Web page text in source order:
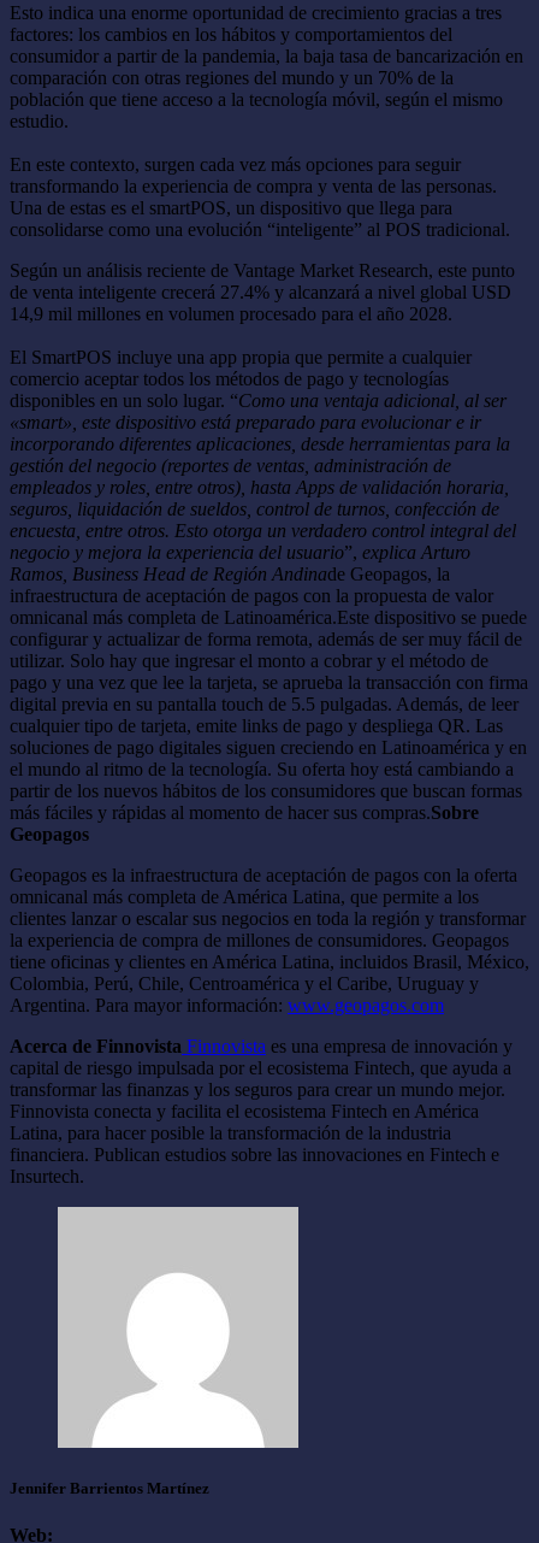
Esto indica una enorme oportunidad de crecimiento gracias a tres
factores: los cambios en los hábitos y comportamientos del
consumidor a partir de la pandemia, la baja tasa de bancarización en
comparación con otras regiones del mundo y un 70% de la
población que tiene acceso a la tecnología móvil, según el mismo
estudio.
En este contexto, surgen cada vez más opciones para seguir
transformando la experiencia de compra y venta de las personas.
Una de estas es el smartPOS, un dispositivo que llega para
consolidarse como una evolución “inteligente” al POS tradicional.
Según un análisis reciente de Vantage Market Research, este punto
de venta inteligente crecerá 27.4% y alcanzará a nivel global USD
14,9 mil millones en volumen procesado para el año 2028.
El SmartPOS incluye una app propia que permite a cualquier
comercio aceptar todos los métodos de pago y tecnologías
disponibles en un solo lugar. “Como una ventaja adicional, al ser
«smart», este dispositivo está preparado para evolucionar e ir
incorporando diferentes aplicaciones, desde herramientas para la
gestión del negocio (reportes de ventas, administración de
empleados y roles, entre otros), hasta Apps de validación horaria,
seguros, liquidación de sueldos, control de turnos, confección de
encuesta, entre otros. Esto otorga un verdadero control integral del
negocio y mejora la experiencia del usuario”, explica Arturo
Ramos, Business Head de Región Andinade Geopagos, la
infraestructura de aceptación de pagos con la propuesta de valor
omnicanal más completa de Latinoamérica.Este dispositivo se puede
configurar y actualizar de forma remota, además de ser muy fácil de
utilizar. Solo hay que ingresar el monto a cobrar y el método de
pago y una vez que lee la tarjeta, se aprueba la transacción con firma
digital previa en su pantalla touch de 5.5 pulgadas. Además, de leer
cualquier tipo de tarjeta, emite links de pago y despliega QR. Las
soluciones de pago digitales siguen creciendo en Latinoamérica y en
el mundo al ritmo de la tecnología. Su oferta hoy está cambiando a
partir de los nuevos hábitos de los consumidores que buscan formas
más fáciles y rápidas al momento de hacer sus compras.Sobre
Geopagos
Geopagos es la infraestructura de aceptación de pagos con la oferta
omnicanal más completa de América Latina, que permite a los
clientes lanzar o escalar sus negocios en toda la región y transformar
la experiencia de compra de millones de consumidores. Geopagos
tiene oficinas y clientes en América Latina, incluidos Brasil, México,
Colombia, Perú, Chile, Centroamérica y el Caribe, Uruguay y
Argentina. Para mayor información: www.geopagos.com
Acerca de Finnovista Finnovista es una empresa de innovación y
capital de riesgo impulsada por el ecosistema Fintech, que ayuda a
transformar las finanzas y los seguros para crear un mundo mejor.
Finnovista conecta y facilita el ecosistema Fintech en América
Latina, para hacer posible la transformación de la industria
financiera. Publican estudios sobre las innovaciones en Fintech e
Insurtech.
Jennifer Barrientos Martínez
Web: